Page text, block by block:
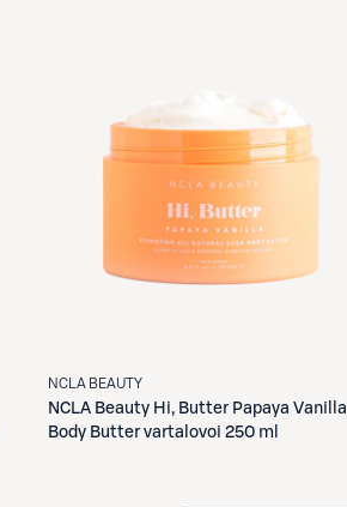
NCLA BEAUTY
NCLA Beauty Hi, Butter Papaya Vanilla
Body Butter vartalovoi 250 ml